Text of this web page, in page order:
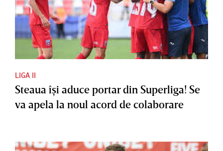
LIGA II
Steaua îşi aduce portar din Superliga! Se
va apela la noul acord de colaborare